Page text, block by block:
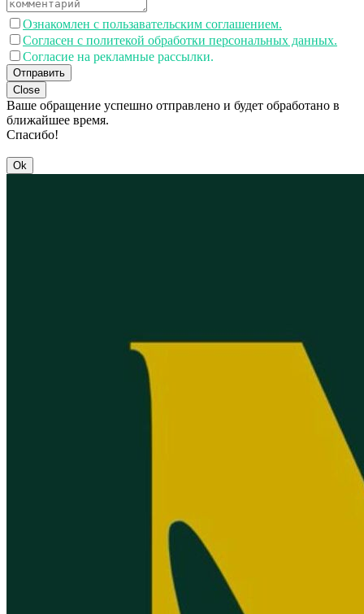
Ознакомлен с пользавательским соглашением.
Согласен с политекой обработки персональных данных.
Согласие на рекламные рассылки.
Отправить
Close
Ваше обращение успешно отправлено и будет обработано в
ближайшее время.
Спасибо!
Ok